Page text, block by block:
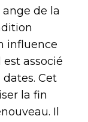
de la
influence
associé
Cet
la fin
Il